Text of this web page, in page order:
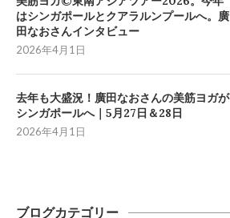
はシンガポールとクアラルンプールへ。廣
田なおさんインタビュー
2026年4月1日
去年も大盛況！廣田なおさんの美筋ヨガが
シンガポールへ｜5月27日＆28日
2026年4月1日
ブログカテゴリー